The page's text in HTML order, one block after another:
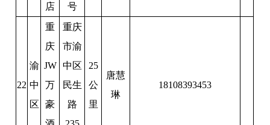
店
号
22
渝
中
区
重
庆
JW
万
豪
重庆
市渝
中区
民生
路
25
公
里
唐慧
琳
18108393453